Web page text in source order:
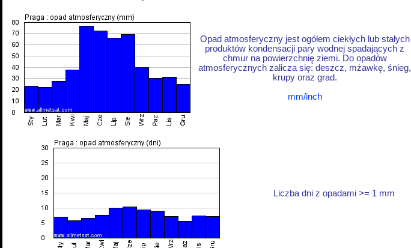
Opad atmosferyczny jest ogółem ciekłych lub stałych
produktów kondensacji pary wodnej spadających z
chmur na powierzchnię ziemi. Do opadów
atmosferycznych zalicza się: deszcz, mżawkę, śnieg,
krupy oraz grad.
mm/inch
Liczba dni z opadami >= 1 mm